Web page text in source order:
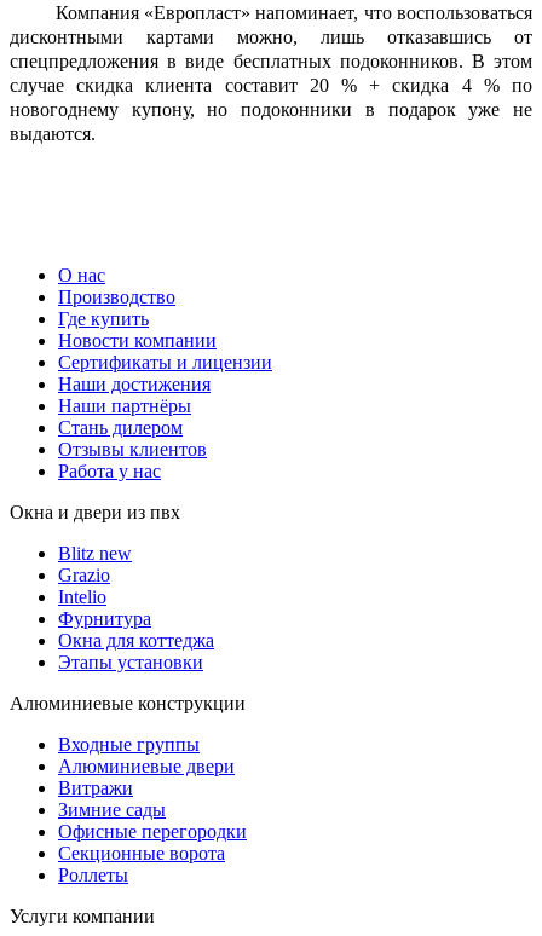
Компания «Европласт» напоминает, что воспользоваться
дисконтными картами можно, лишь отказавшись от
спецпредложения в виде бесплатных подоконников. В этом
случае скидка клиента составит 20 % + скидка 4 % по
новогоднему купону, но подоконники в подарок уже не
выдаются.
О нас
Производство
Где купить
Новости компании
Сертификаты и лицензии
Наши достижения
Наши партнёры
Стань дилером
Отзывы клиентов
Работа у нас
Окна и двери из пвх
Blitz new
Grazio
Intelio
Фурнитура
Окна для коттеджа
Этапы установки
Алюминиевые конструкции
Входные группы
Алюминиевые двери
Витражи
Зимние сады
Офисные перегородки
Секционные ворота
Роллеты
Услуги компании